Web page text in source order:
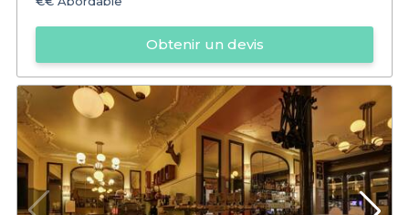
Obtenir un devis